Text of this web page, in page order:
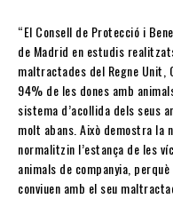
“El Consell de Protecció i
de Madrid en estudis
maltractades del Regne Unit,
94% de les dones amb
sistema d’acollida dels seus
molt abans. Això demostra
normalitzin l’estança de les
animals de companyia,
conviuen amb el seu